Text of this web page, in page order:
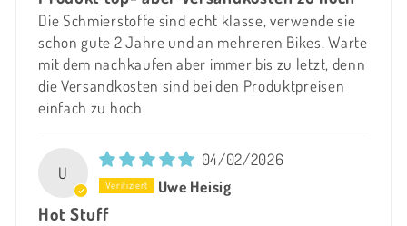
Die Schmierstoffe sind echt klasse, verwende sie
schon gute 2 Jahre und an mehreren Bikes. Warte
mit dem nachkaufen aber immer bis zu letzt, denn
die Versandkosten sind bei den Produktpreisen
einfach zu hoch.
U
04/02/2026
Uwe Heisig
Hot Stuff